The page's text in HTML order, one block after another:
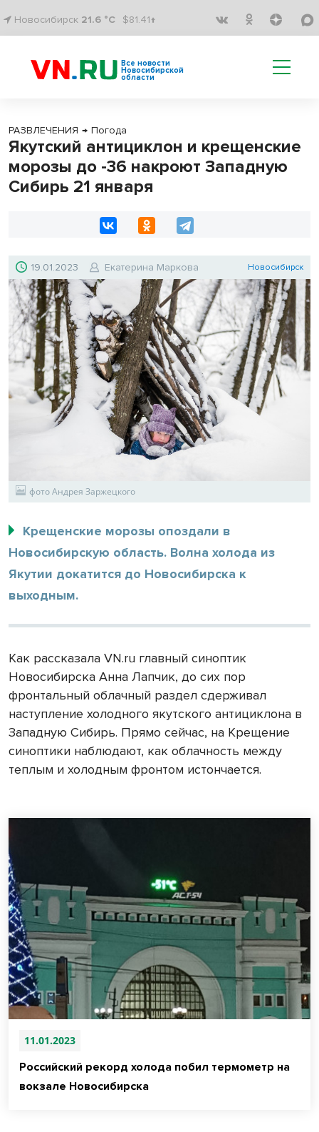
Новосибирск 21.6 °C $81.41↑
Все новости
Новосибирской
области
РАЗВЛЕЧЕНИЯ → Погода
Якутский антициклон и крещенские
морозы до -36 накроют Западную
Сибирь 21 января
19.01.2023 Екатерина Маркова Новосибирск
фото Андрея Заржецкого
Крещенские морозы опоздали в
Новосибирскую область. Волна холода из
Якутии докатится до Новосибирска к
выходным.
Как рассказала VN.ru главный синоптик
Новосибирска Анна Лапчик, до сих пор
фронтальный облачный раздел сдерживал
наступление холодного якутского антициклона в
Западную Сибирь. Прямо сейчас, на Крещение
синоптики наблюдают, как облачность между
теплым и холодным фронтом истончается.
11.01.2023
Российский рекорд холода побил термометр на
вокзале Новосибирска